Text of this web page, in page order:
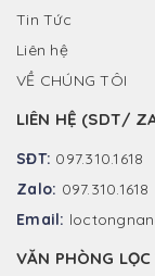
Tin Tức
Liên hệ
VỀ CHÚNG TÔI
LIÊN HỆ (SDT/
SĐT: 097.310.1618
Zalo: 097.310.1618
Email:
VĂN PHÒNG